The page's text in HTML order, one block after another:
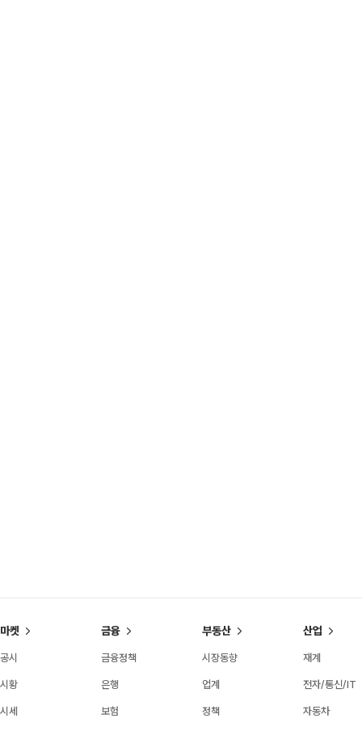
마켓
공시
시황
시세
금융
금융정책
은행
보험
부동산
시장동향
업계
정책
산업
재계
전자/통신/IT
자동차